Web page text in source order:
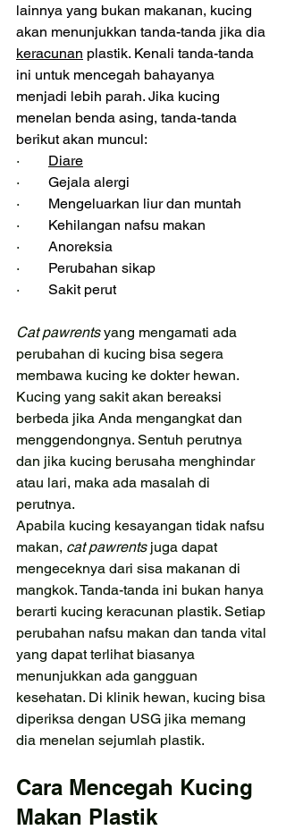
lainnya yang bukan makanan, kucing
akan menunjukkan tanda-tanda jika dia
keracunan plastik. Kenali tanda-tanda
ini untuk mencegah bahayanya
menjadi lebih parah. Jika kucing
menelan benda asing, tanda-tanda
berikut akan muncul:
· Diare
· Gejala alergi
· Mengeluarkan liur dan muntah
· Kehilangan nafsu makan
· Anoreksia
· Perubahan sikap
· Sakit perut
Cat pawrents yang mengamati ada
perubahan di kucing bisa segera
membawa kucing ke dokter hewan.
Kucing yang sakit akan bereaksi
berbeda jika Anda mengangkat dan
menggendongnya. Sentuh perutnya
dan jika kucing berusaha menghindar
atau lari, maka ada masalah di
perutnya.
Apabila kucing kesayangan tidak nafsu
makan, cat pawrents juga dapat
mengeceknya dari sisa makanan di
mangkok. Tanda-tanda ini bukan hanya
berarti kucing keracunan plastik. Setiap
perubahan nafsu makan dan tanda vital
yang dapat terlihat biasanya
menunjukkan ada gangguan
kesehatan. Di klinik hewan, kucing bisa
diperiksa dengan USG jika memang
dia menelan sejumlah plastik.
Cara Mencegah Kucing
Makan Plastik